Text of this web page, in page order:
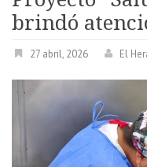
brindó
27 abril, 2026 El